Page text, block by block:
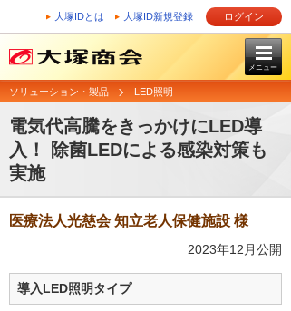
大塚IDとは 大塚ID新規登録 ログイン
メニュー
ソリューション・製品 LED照明
電気代高騰をきっかけにLED導
入！ 除菌LEDによる感染対策も
実施
医療法人光慈会 知立老人保健施設 様
2023年12月公開
導入LED照明タイプ